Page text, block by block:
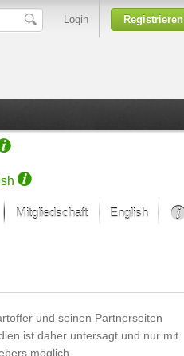
Login Registrieren
von Samsung
Mitgliedschaft English
Kunsthäuser
und seinen Partnerseiten
ist daher untersagt und nur mit
möglich.